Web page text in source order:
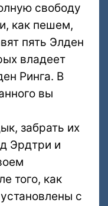
свободу
как пешем,
пять Элден
владеет
Ринга. В
вы
забрать их
Эрдтри и
того, как
с